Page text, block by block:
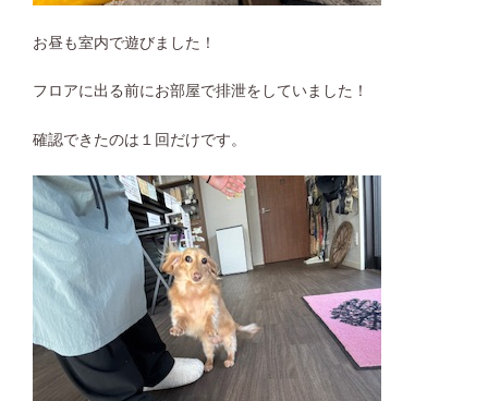
お昼も室内で遊びました！
フロアに出る前にお部屋で排泄をしていました！
確認できたのは１回だけです。